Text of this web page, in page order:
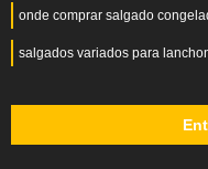
onde comprar salgado
salgados variados para